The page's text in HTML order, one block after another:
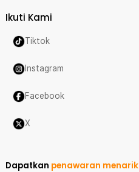
Ikuti Kami
Tiktok
Instagram
Facebook
X
Dapatkan penawaran menarik